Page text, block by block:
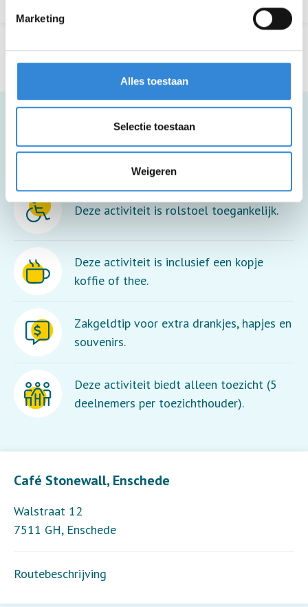
Marketing
Alles toestaan
Selectie toestaan
Weigeren
Café Stonewall, Enschede
Walstraat 12
7511 GH, Enschede
Routebeschrijving
Meer informatie
Deze activiteit is rolstoel toegankelijk.
Deze activiteit is inclusief een kopje
koffie of thee.
Zakgeldtip voor extra drankjes, hapjes en
souvenirs.
Deze activiteit biedt alleen toezicht (5
deelnemers per toezichthouder).